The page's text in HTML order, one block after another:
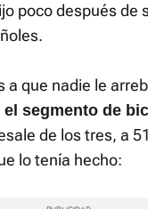
poco después de
a que nadie le
segmento de
de los tres, a
lo tenía hecho: